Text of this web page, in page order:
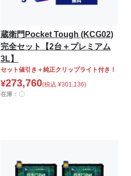
蔵衛門Pocket Tough (KCG02)
完全セット【2台＋プレミアム
3L】
セット値引き＋純正クリップライト付き！
¥273,760(税込 ¥301,136)
在庫：〇